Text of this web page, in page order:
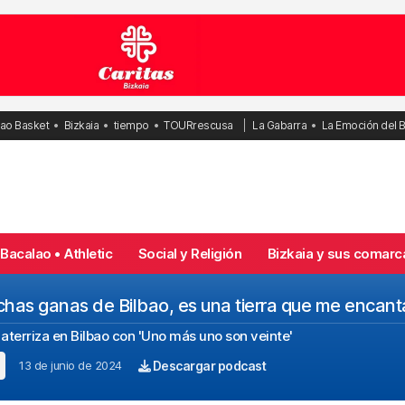
Basket Bizkaia tiempo TOURrescusa La Gabarra La Emoción del
Bacalao • Athletic Social y Religión Bizkaia y sus
ganas de Bilbao, es una tierra que me
en Bilbao con 'Uno más uno son veinte'
13 de junio de 2024 Descargar podcast